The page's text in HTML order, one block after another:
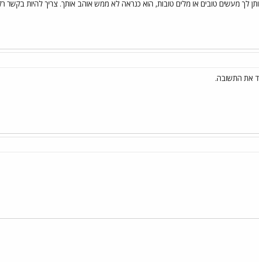
לך מעשים טובים או מלים טובות, הוא כנראה לא ממש אוהב אותך. צריך להיות בקשר
את התשובה.